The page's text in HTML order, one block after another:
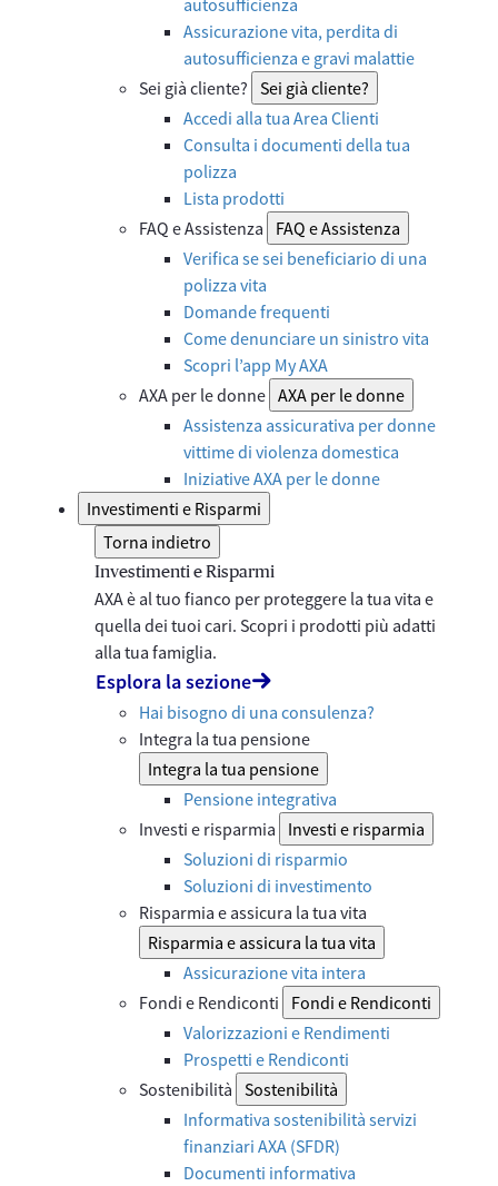
Assicurazione vita, perdita di
autosufficienza e gravi malattie
Sei già cliente? Sei già cliente?
Accedi alla tua Area Clienti
Consulta i documenti della tua
polizza
Lista prodotti
FAQ e Assistenza
FAQ e Assistenza
Verifica se sei beneficiario di una
polizza vita
Domande frequenti
Come denunciare un sinistro vita
Scopri l’app My AXA
AXA per le donne AXA per le donne
Assistenza assicurativa per donne
vittime di violenza domestica
Iniziative AXA per le donne
Investimenti e Risparmi
Torna indietro
Investimenti e Risparmi
AXA è al tuo fianco per proteggere la tua vita e
quella dei tuoi cari. Scopri i prodotti più adatti
alla tua famiglia.
Esplora la sezione
Hai bisogno di una consulenza?
Integra la tua pensione
Integra la tua pensione
Pensione integrativa
Investi e risparmia
Investi e risparmia
Soluzioni di risparmio
Soluzioni di investimento
Risparmia e assicura la tua vita
Risparmia e assicura la tua vita
Assicurazione vita intera
Fondi e Rendiconti
Fondi e Rendiconti
Valorizzazioni e Rendimenti
Prospetti e Rendiconti
Sostenibilità Sostenibilità
Informativa sostenibilità servizi
finanziari AXA (SFDR)
Documenti informativa